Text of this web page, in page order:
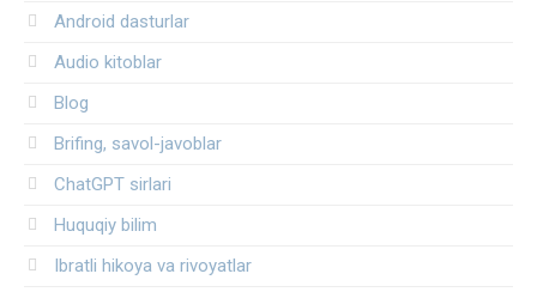
Android dasturlar
Audio kitoblar
Blog
Brifing, savol-javoblar
ChatGPT sirlari
Huquqiy bilim
Ibratli hikoya va rivoyatlar